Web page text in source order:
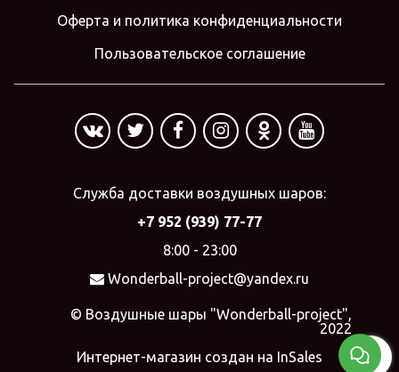
Оферта и политика конфиденциальности
Пользовательское соглашение
Служба доставки воздушных шаров:
+7 952 (939) 77-77
8:00 - 23:00
Wonderball-project@yandex.ru
© Воздушные шары "Wonderball-project",
2022
Интернет-магазин создан на InSales